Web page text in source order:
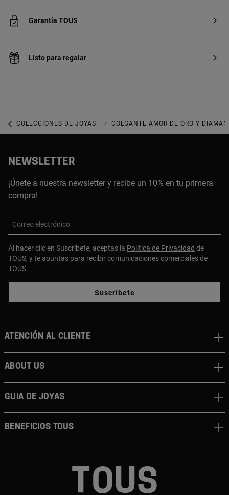
Garantía TOUS
Listo para regalar
COLECCIONES DE JOYAS COLECCIÓN CROSSWORD
COLGANTE AMOR DE ORO Y
NEWSLETTER
¡Únete a nuestra newsletter y recibe un 10% en tu primera
compra!
Correo electrónico
Al hacer clic en Suscríbete, aceptas la Política de Privacidad de
TOUS, y te apuntas para recibir comunicaciones comerciales de
TOUS.
Suscríbete
Atención al cliente
About us
Guia de joyas
Beneficios TOUS